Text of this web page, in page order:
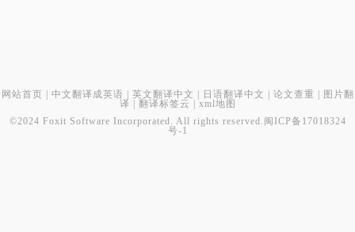
网站首页 | 中文翻译成英语 | 英文翻译中文 | 日语翻译中文 | 论文查重 | 图片翻
译 | 翻译标签云 | xml地图
©2024 Foxit Software Incorporated. All rights reserved. 闽ICP备17018324
号-1